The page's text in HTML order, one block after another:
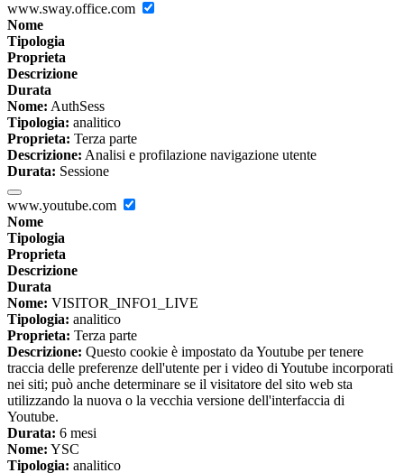
www.sway.office.com
Nome
Tipologia
Proprieta
Descrizione
Durata
Nome: AuthSess
Tipologia: analitico
Proprieta: Terza parte
Descrizione: Analisi e profilazione navigazione utente
Durata: Sessione
www.youtube.com
Nome
Tipologia
Proprieta
Descrizione
Durata
Nome: VISITOR_INFO1_LIVE
Tipologia: analitico
Proprieta: Terza parte
Descrizione: Questo cookie è impostato da Youtube per tenere
traccia delle preferenze dell'utente per i video di Youtube incorporati
nei siti; può anche determinare se il visitatore del sito web sta
utilizzando la nuova o la vecchia versione dell'interfaccia di
Youtube.
Durata: 6 mesi
Nome: YSC
Tipologia: analitico